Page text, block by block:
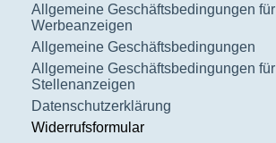
Allgemeine Geschäftsbedingungen für
Werbeanzeigen
Allgemeine Geschäftsbedingungen
Allgemeine Geschäftsbedingungen für
Stellenanzeigen
Datenschutzerklärung
Widerrufsformular